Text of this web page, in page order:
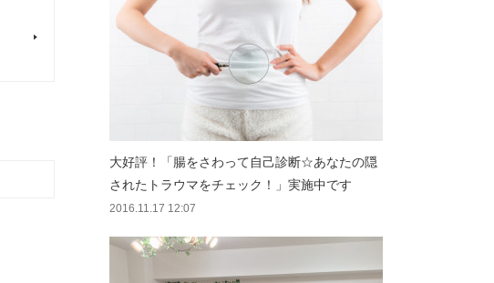
大好評！「腸をさわって自己診断☆あなたの隠
されたトラウマをチェック！」実施中です
2016.11.17 12:07